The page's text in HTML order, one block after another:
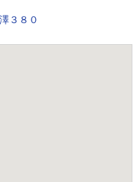
３８０